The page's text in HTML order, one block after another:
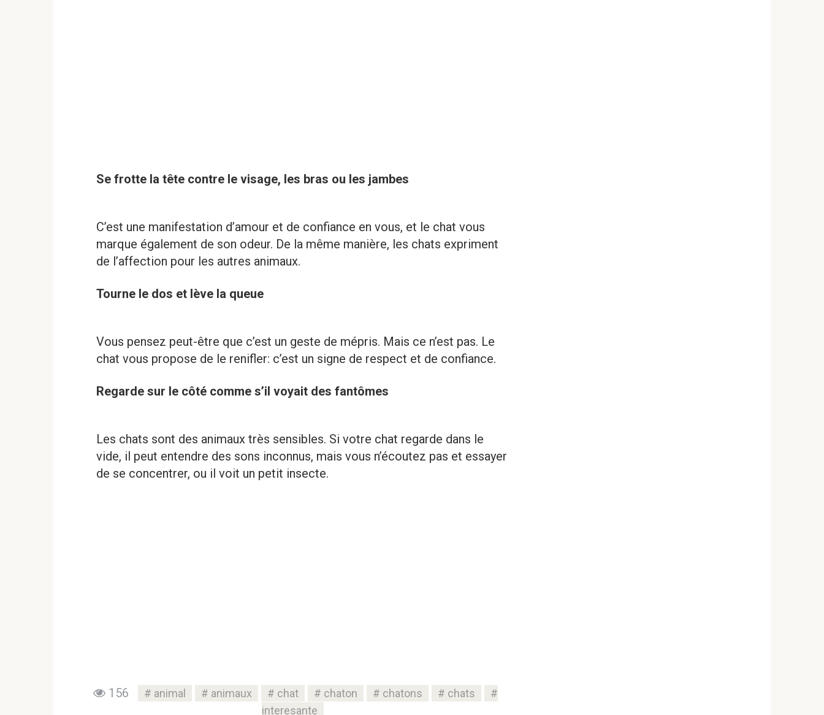
Se frotte la tête contre le visage, les bras ou les jambes
C’est une manifestation d’amour et de confiance en vous, et le chat vous
marque également de son odeur. De la même manière, les chats expriment
de l’affection pour les autres animaux.
Tourne le dos et lève la queue
Vous pensez peut-être que c’est un geste de mépris. Mais ce n’est pas. Le
chat vous propose de le renifler: c’est un signe de respect et de confiance.
Regarde sur le côté comme s’il voyait des fantômes
Les chats sont des animaux très sensibles. Si votre chat regarde dans le
vide, il peut entendre des sons inconnus, mais vous n’écoutez pas et essayer
de se concentrer, ou il voit un petit insecte.
156 animal animaux chat chaton chatons
chats
interesante